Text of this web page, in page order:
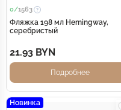
0/1563
Фляжка 198 мл Hemingway,
серебристый
21.93 BYN
Подробнее
Новинка